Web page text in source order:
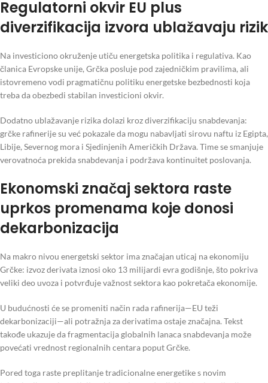
Regulatorni okvir EU plus
diverzifikacija izvora ublažavaju rizik
Na investiciono okruženje utiču energetska politika i regulativa. Kao
članica Evropske unije, Grčka posluje pod zajedničkim pravilima, ali
istovremeno vodi pragmatičnu politiku energetske bezbednosti koja
treba da obezbedi stabilan investicioni okvir.
Dodatno ublažavanje rizika dolazi kroz diverzifikaciju snabdevanja:
grčke rafinerije su već pokazale da mogu nabavljati sirovu naftu iz Egipta,
Libije, Severnog mora i Sjedinjenih Američkih Država. Time se smanjuje
verovatnoća prekida snabdevanja i podržava kontinuitet poslovanja.
Ekonomski značaj sektora raste
uprkos promenama koje donosi
dekarbonizacija
Na makro nivou energetski sektor ima značajan uticaj na ekonomiju
Grčke: izvoz derivata iznosi oko 13 milijardi evra godišnje, što pokriva
veliki deo uvoza i potvrđuje važnost sektora kao pokretača ekonomije.
U budućnosti će se promeniti način rada rafinerija—EU teži
dekarbonizaciji—ali potražnja za derivatima ostaje značajna. Tekst
takođe ukazuje da fragmentacija globalnih lanaca snabdevanja može
povećati vrednost regionalnih centara poput Grčke.
Pored toga raste preplitanje tradicionalne energetike s novim